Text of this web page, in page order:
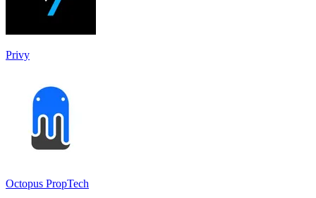
Privy
Octopus PropTech